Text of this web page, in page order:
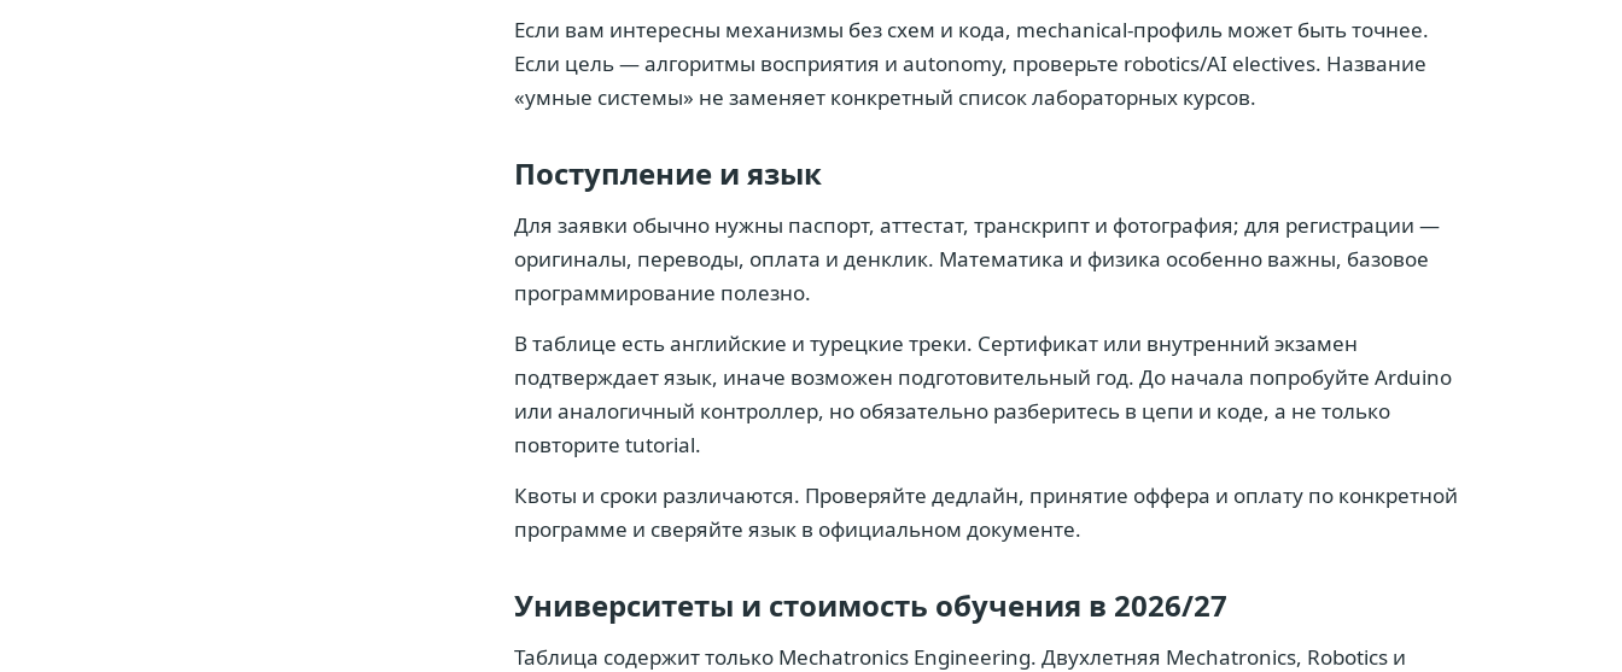
Если вам интересны механизмы без схем и кода, mechanical-профиль может быть точнее.
Если цель — алгоритмы восприятия и autonomy, проверьте robotics/AI electives. Название
«умные системы» не заменяет конкретный список лабораторных курсов.
Поступление и язык
Для заявки обычно нужны паспорт, аттестат, транскрипт и фотография; для регистрации —
оригиналы, переводы, оплата и денклик. Математика и физика особенно важны, базовое
программирование полезно.
В таблице есть английские и турецкие треки. Сертификат или внутренний экзамен
подтверждает язык, иначе возможен подготовительный год. До начала попробуйте Arduino
или аналогичный контроллер, но обязательно разберитесь в цепи и коде, а не только
повторите tutorial.
Квоты и сроки различаются. Проверяйте дедлайн, принятие оффера и оплату по конкретной
программе и сверяйте язык в официальном документе.
Университеты и стоимость обучения в 2026/27
Таблица содержит только Mechatronics Engineering. Двухлетняя Mechatronics, Robotics и